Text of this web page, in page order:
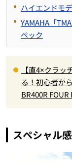
ハイエンドモ
YAMAHA「
ペック
【直4×クラ
る！初心者か
BR400R
スペシャル